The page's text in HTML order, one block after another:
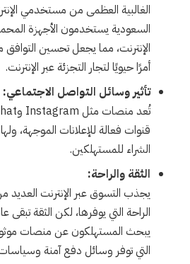
الغالبية العظمى من مستخدمي
السعودية يستخدمون الأجهزة
الإنترنت، مما يجعل تحسين التوافق
أمرًا حيويًا لتجار التجزئة عبر الإنترنت.
تأثير وسائل التواصل الاجتماعي:
قنوات فعالة للإعلانات الموجهة،
الشراء للمستهلكين.
الثقة والراحة:
يجذب التسوق عبر الإنترنت
الراحة التي يوفرها، لكن الثقة تبقى
يبحث المستهلكون عن منصات
التي توفر وسائل دفع آمنة